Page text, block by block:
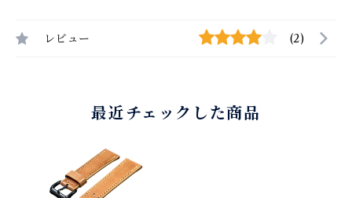
レビュー (2)
最近チェックした商品